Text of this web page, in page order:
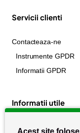
Servicii clienti
Contacteaza-ne
Instrumente GPDR
Informatii GPDR
Informatii utile
Despre noi
Acest site